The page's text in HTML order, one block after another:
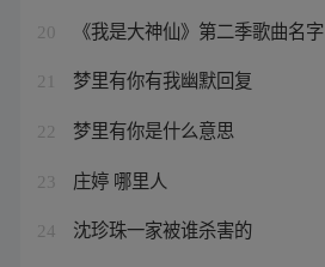
20 《我是大神仙》第二季歌曲名字
21 梦里有你有我幽默回复
22 梦里有你是什么意思
23 庄婷 哪里人
24
沈珍珠一家被谁杀害的